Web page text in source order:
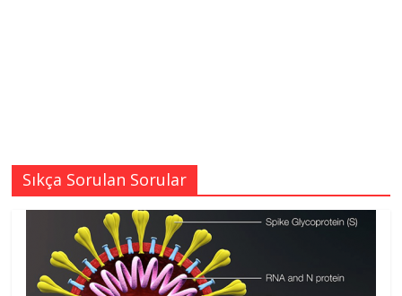
Sıkça Sorulan Sorular